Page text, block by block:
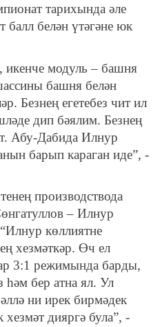
тарихында әле
балл белән үтәгәне юк
икенче модуль – башня
башня белән
Безнең егетебез чит ил
дип бәялим. Безнең
Абу-Дабида Илнур
барып караган иде”, -
производствода
– Илнур
көллиятне
хезмәткәр. Өч ел
3:1 режимында барды,
һәм бер атна ял. Ул
ни ирек бирмәдек
дияргә була”, -